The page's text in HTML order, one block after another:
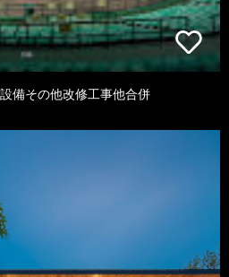
備その他改修工事他合併